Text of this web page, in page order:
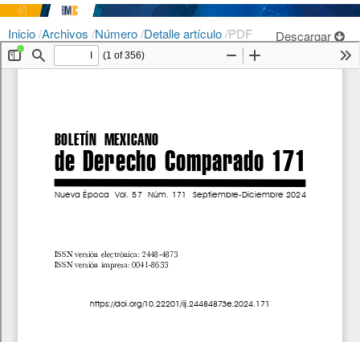
Inicio/Archivos /Número/Detalle artículo/PDF Descargar